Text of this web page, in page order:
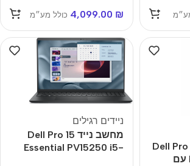
4,099.00 ₪ כולל מע״מ
מחשב מיני עסקי Dell Pro
Micro QCM1250 עם
ניידים רגילים
מחשב נייד Dell Pro 15
Essential PV15250 i5-